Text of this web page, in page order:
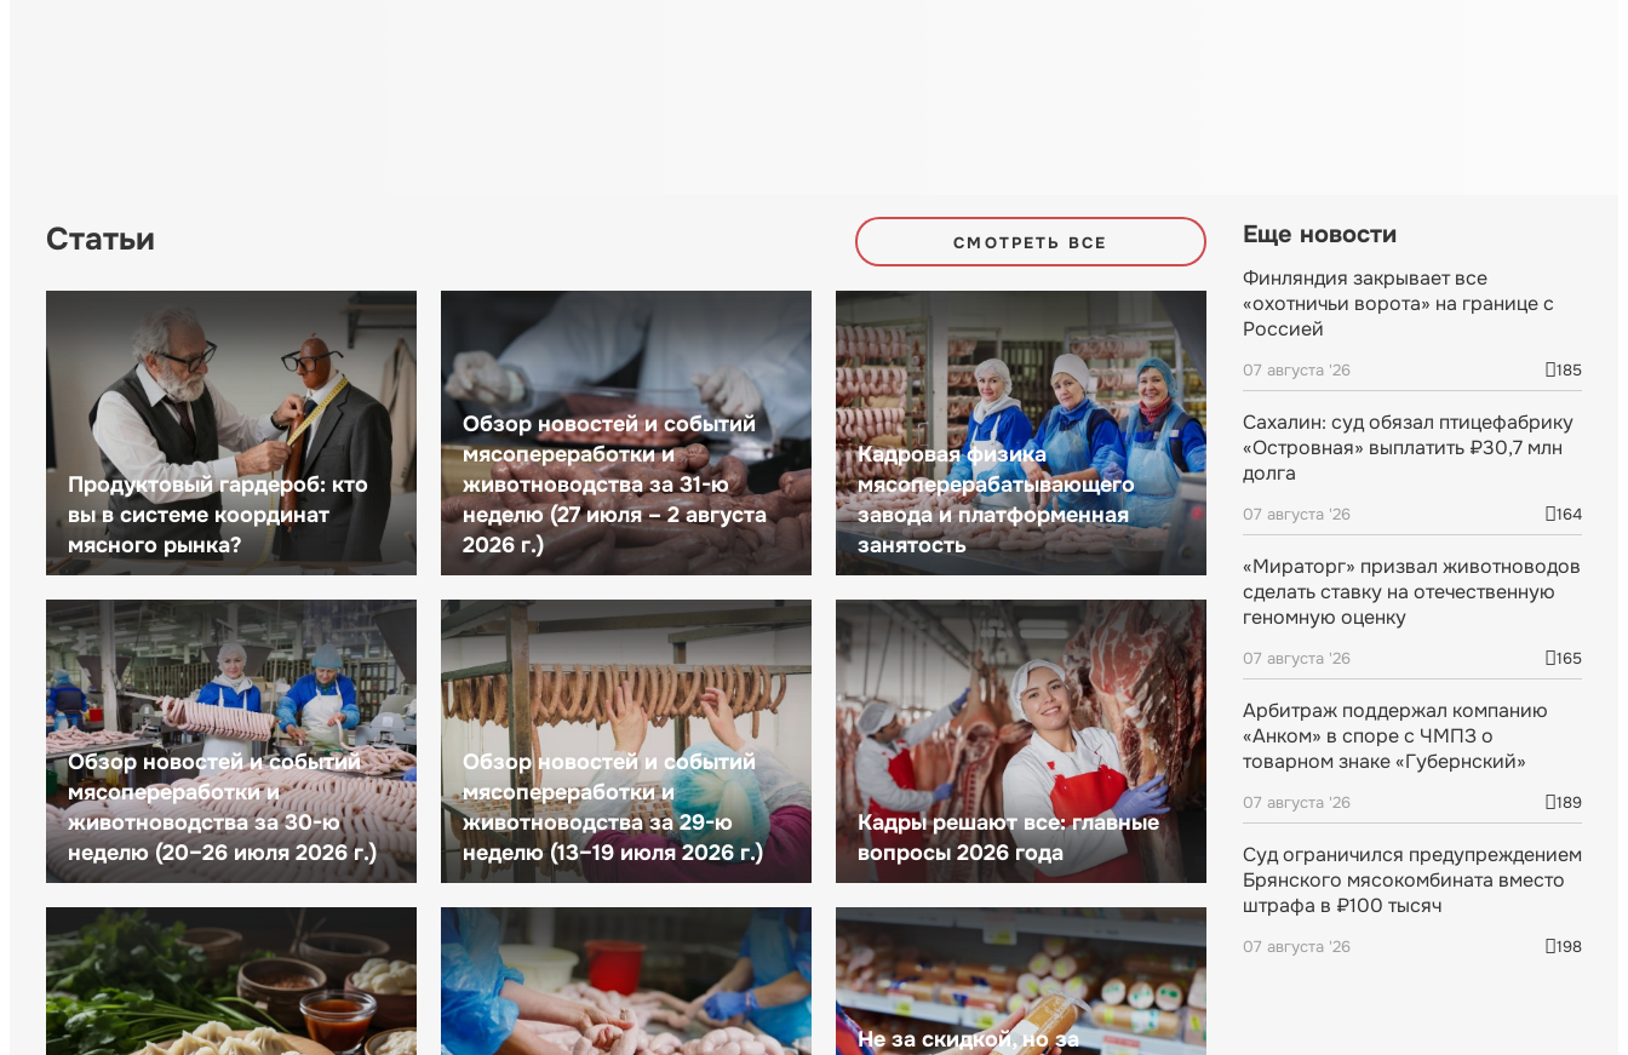
Статьи СМОТРЕТЬ ВСЕ
Продуктовый гардероб: кто
вы в системе координат
мясного рынка?
Обзор новостей и событий
мясопереработки и
животноводства за 31-ю
неделю (27 июля – 2 августа
2026 г.)
Кадровая физика
мясоперерабатывающего
завода и платформенная
занятость
Обзор новостей и событий
мясопереработки и
животноводства за 30-ю
неделю (20–26 июля 2026 г.)
Обзор новостей и событий
мясопереработки и
животноводства за 29-ю
неделю (13–19 июля 2026 г.)
Кадры решают все: главные
вопросы 2026 года
Не за скидкой, но за
Еще новости
Финляндия закрывает все
«охотничьи ворота» на границе с
Россией
07 августа '26 185
Сахалин: суд обязал птицефабрику
«Островная» выплатить ₽30,7 млн
долга
07 августа '26 164
«Мираторг» призвал животноводов
сделать ставку на отечественную
геномную оценку
07 августа '26 165
Арбитраж поддержал компанию
«Анком» в споре с ЧМПЗ о
товарном знаке «Губернский»
07 августа '26 189
Суд ограничился предупреждением
Брянского мясокомбината вместо
штрафа в ₽100 тысяч
07 августа '26 198